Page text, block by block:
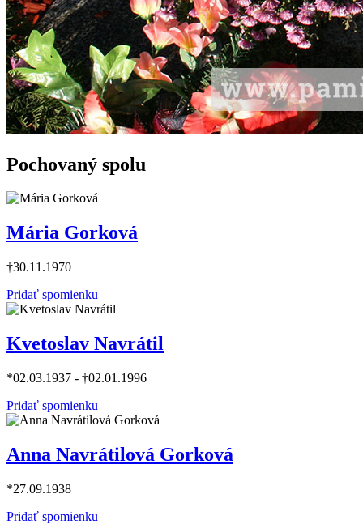
Pochovaný spolu
Mária Gorková
†30.11.1970
Pridať spomienku
Kvetoslav Navrátil
*02.03.1937 - †02.01.1996
Pridať spomienku
Anna Navrátilová Gorková
*27.09.1938
Pridať spomienku